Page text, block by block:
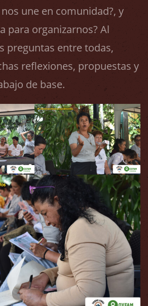
une en comunidad?, y
para organizarnos? Al
preguntas entre todas,
reflexiones, propuestas y
de base.